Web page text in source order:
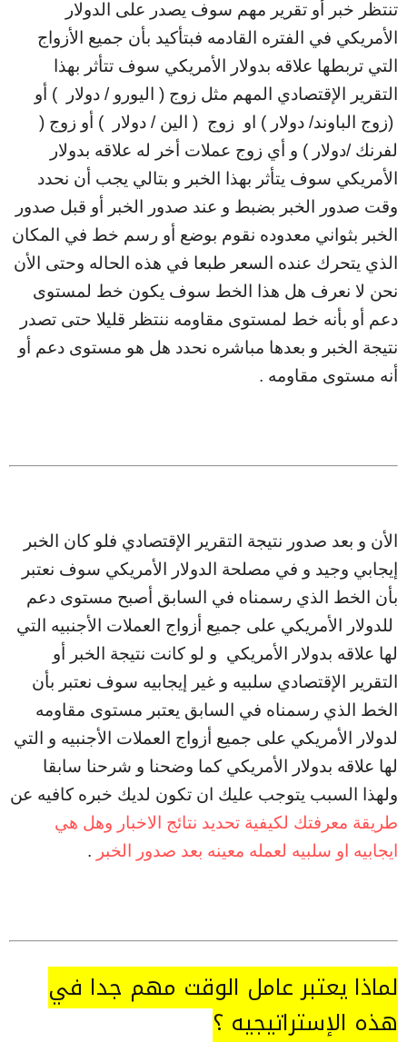
تنتظر خبر أو تقرير مهم سوف يصدر على الدولار
الأمريكي في الفتره القادمه فبتأكيد بأن جميع الأزواج
التي تربطها علاقه بدولار الأمريكي سوف تتأثر بهذا
التقرير الإقتصادي المهم مثل زوج ( اليورو / دولار ) أو
(زوج الباوند/ دولار ) او زوج ( الين / دولار ) أو زوج (
لفرنك /دولار ) و أي زوج عملات أخر له علاقه بدولار
الأمريكي سوف يتأثر بهذا الخبر و بتالي يجب أن نحدد
وقت صدور الخبر بضبط و عند صدور الخبر أو قبل صدور
الخبر بثواني معدوده نقوم بوضع أو رسم خط في المكان
الذي يتحرك عنده السعر طبعا في هذه الحاله وحتى الأن
نحن لا نعرف هل هذا الخط سوف يكون خط لمستوى
دعم أو بأنه خط لمستوى مقاومه ننتظر قليلا حتى تصدر
نتيجة الخبر و بعدها مباشره نحدد هل هو مستوى دعم أو
أنه مستوى مقاومه .
الأن و بعد صدور نتيجة التقرير الإقتصادي فلو كان الخبر
إيجابي وجيد و في مصلحة الدولار الأمريكي سوف نعتبر
بأن الخط الذي رسمناه في السابق أصبح مستوى دعم
للدولار الأمريكي على جميع أزواج العملات الأجنبيه التي
لها علاقه بدولار الأمريكي و لو كانت نتيجة الخبر أو
التقرير الإقتصادي سلبيه و غير إيجابيه سوف نعتبر بأن
الخط الذي رسمناه في السابق يعتبر مستوى مقاومه
لدولار الأمريكي على جميع أزواج العملات الأجنبيه و التي
لها علاقه بدولار الأمريكي كما وضحنا و شرحنا سابقا
ولهذا السبب يتوجب عليك ان تكون لديك خبره كافيه عن
طريقة معرفتك لكيفية تحديد نتائج الاخبار وهل هي
ايجابيه او سلبيه لعمله معينه بعد صدور الخبر .
لماذا يعتبر عامل الوقت مهم جدا في
هذه الإستراتيجيه ؟